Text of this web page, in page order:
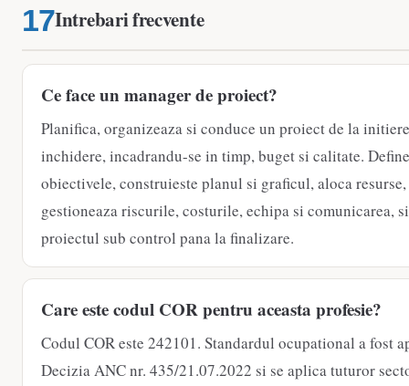
Intrebari frecvente
Ce face un manager de proiect?
Planifica, organizeaza si conduce un proiect de la
inchidere, incadrandu-se in timp, buget si calitate.
obiectivele, construieste planul si graficul, aloca resurse,
gestioneaza riscurile, costurile, echipa si comunicarea,
proiectul sub control pana la finalizare.
Care este codul COR pentru aceasta profesie?
Codul COR este 242101. Standardul ocupational a fost
Decizia ANC nr. 435/21.07.2022 si se aplica tuturor